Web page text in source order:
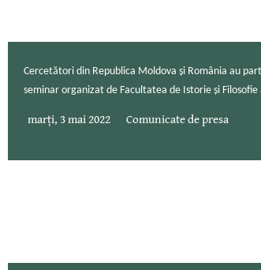
Cercetători din Republica Moldova și România au
seminar organizat de Facultatea de Istorie și Filosofie
marți, 3 mai 2022 Comunicate de presa